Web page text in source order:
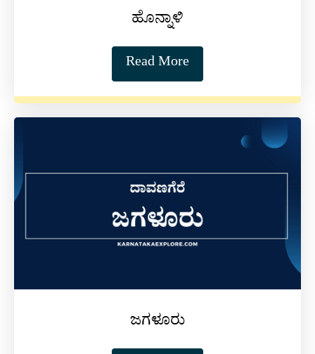
ಹೊನ್ನಾಳಿ
Read More
ಜಗಳೂರು